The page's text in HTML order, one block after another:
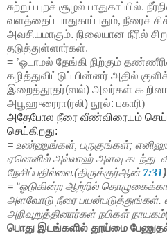
சுற்றுப் புறச் சூழல் பாதுகாப்பில்.
வளத்தைப் பாதுகாப்பதும், நீரைச்
அவசியமாகும். நிலையான நீரில்
தடுத்துள்ளார்கள்.
= ’ஓடாமல் தேங்கி நிற்கும்
கழித்துவிட்டுப் பின்னர் அதில்
இறைத்தூதர்(ஸல்) அவர்கள்
அபூஹுரைரா(ரலி) நூல்: புகாரி)
அதேபோல நீரை வீண்விரையம்
செய்கிறது:
= உண்ணுங்கள், பருகுங்கள்;
ஏனெனில் அல்லாஹ் அளவு கடந்து
நேசிப்பதில்லை.(திருக்குர்ஆன்7:31)
= “ஓடுகின்ற ஆற்றில்
அளவோடு நீரை பயன்படுத்துங்கள்.
அறிவுறுத்தினார்கள் நபிகள்
பொது இடங்களில் தூய்மை